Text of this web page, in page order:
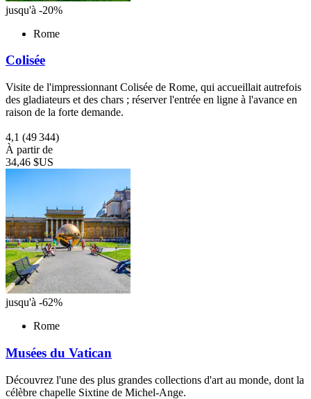
jusqu'à -20%
Rome
Colisée
Visite de l'impressionnant Colisée de Rome, qui accueillait autrefois
des gladiateurs et des chars ; réserver l'entrée en ligne à l'avance en
raison de la forte demande.
4,1 (49 344)
À partir de
34,46 $US
jusqu'à -62%
Rome
Musées du Vatican
Découvrez l'une des plus grandes collections d'art au monde, dont la
célèbre chapelle Sixtine de Michel-Ange.